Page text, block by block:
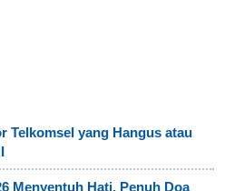
Telkomsel yang Hangus atau
Menyentuh Hati, Penuh Doa